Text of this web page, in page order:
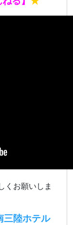
くお願いしま
三陸ホテル